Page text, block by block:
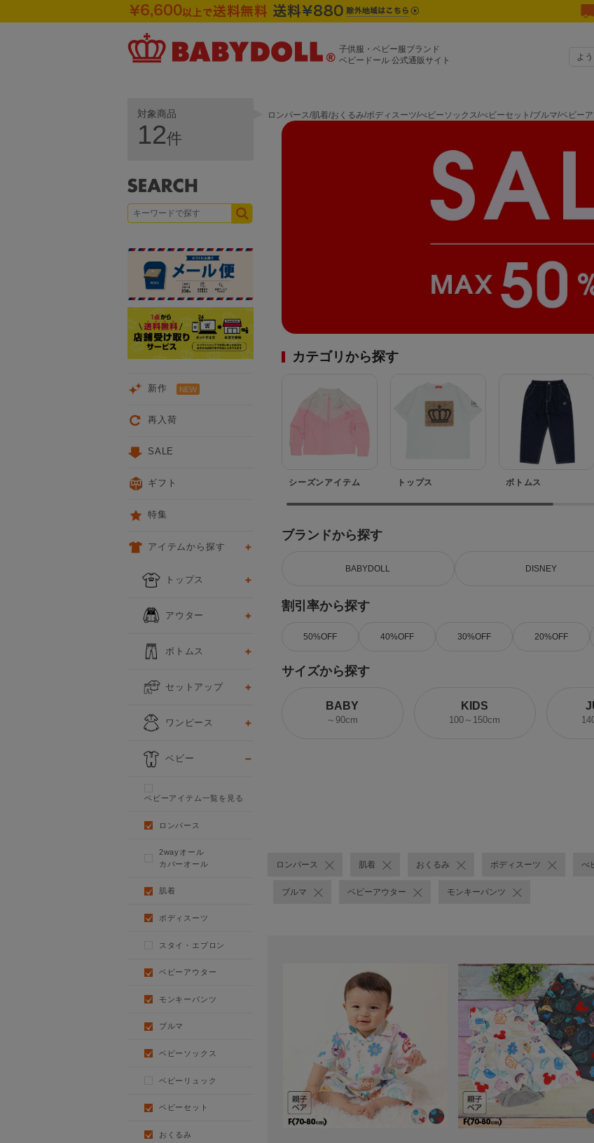
子供服・ベビー服ブランド
ベビードール 公式通販サイト
よ
ロンパース/肌着/おくるみ/ボディスーツ/べビーソックス/べビーセット/ブルマ/ベビー
カテゴリから探す
シーズンアイテム トップス ボトムス
ブランドから探す
BABYDOLL DISNEY
割引率から探す
50%OFF 40%OFF 30%OFF 20%OFF
サイズから探す
BABY
～90cm
KIDS
100～150cm
ロンパース 肌着 おくるみ ボディスーツ べ
ブルマ ベビーアウター モンキーパンツ
対象商品
12件
新作
再入荷
SALE
ギフト
特集
アイテムから探す
トップス
アウター
ボトムス
セットアップ
ワンピース
ベビー
ベビーアイテム一覧を見る
ロンパース
2wayオール
カバーオール
肌着
ボディスーツ
スタイ・エプロン
ベビーアウター
モンキーパンツ
ブルマ
ベビーソックス
ベビーリュック
ベビーセット
おくるみ